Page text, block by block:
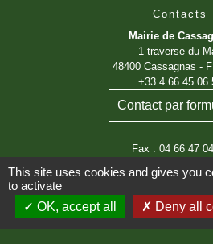
Contacts
Mairie de
1 traverse du
48400 Cassagnas -
+33 4 66 45 06
Contact par
Fax : 04 66 47
Horaires d'ouverture
Le lundi : de 08h00
Le jeudi : de 08h00
This site uses cookies and gives you
to activate
OK, accept all
Deny all